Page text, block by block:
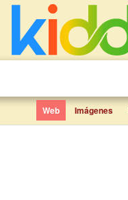
Web Imágenes